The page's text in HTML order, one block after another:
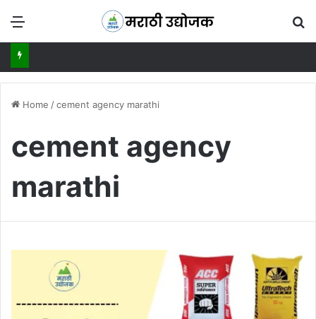
Menu
Home /cement agency marathi
cement agency
marathi